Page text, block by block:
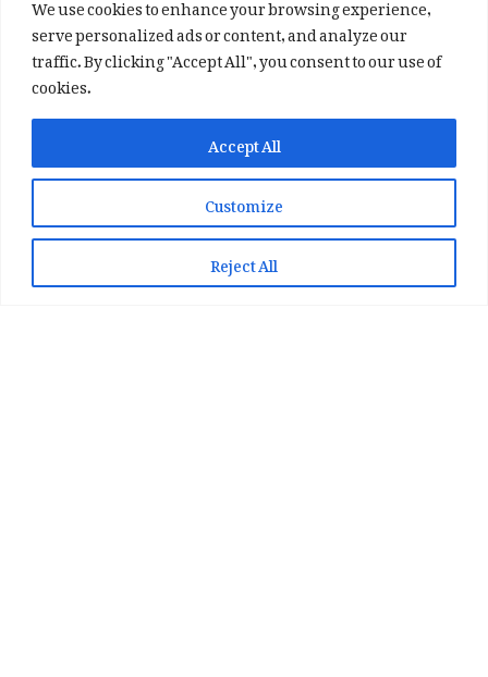
serve personalized ads or content, and analyze our
traffic. By clicking "Accept All", you consent to our use of
cookies.
Customize
Reject All
Accept All
✕ ✨ اپنی پسند کا فرمايشی کلام لکھوائیں
یا ہماری خوبصورت شاعری ایپ انسٹال کریں